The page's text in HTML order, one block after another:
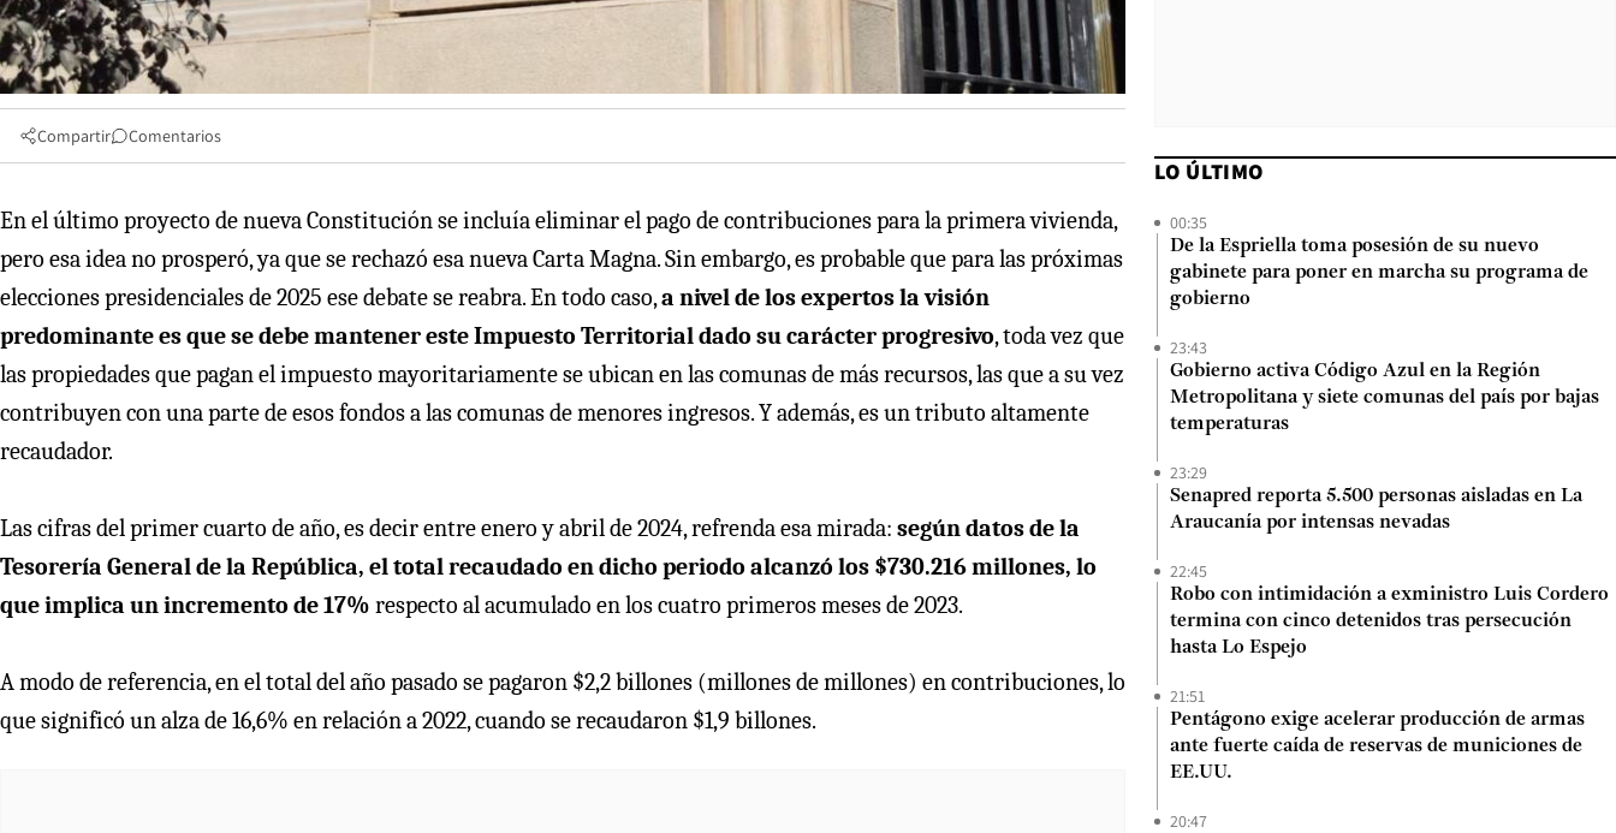
Compartir Comentarios
En el último proyecto de nueva Constitución se incluía eliminar el pago de contribuciones para la primera vivienda,
pero esa idea no prosperó, ya que se rechazó esa nueva Carta Magna. Sin embargo, es probable que para las próximas
elecciones presidenciales de 2025 ese debate se reabra. En todo caso,a nivel de los expertos la visión
predominante es que se debe mantener este Impuesto Territorial dado su carácter progresivo, toda vez que
las propiedades que pagan el impuesto mayoritariamente se ubican en las comunas de más recursos, las que a su vez
contribuyen con una parte de esos fondos a las comunas de menores ingresos. Y además, es un tributo altamente
recaudador.
Las cifras del primer cuarto de año, es decir entre enero y abril de 2024, refrenda esa mirada: según datos de la
Tesorería General de la República, el total recaudado en dicho periodo alcanzó los $730.216 millones, lo
que implica un incremento de 17% respecto al acumulado en los cuatro primeros meses de 2023.
A modo de referencia, en el total del año pasado se pagaron $2,2 billones (millones de millones) en contribuciones, lo
que significó un alza de 16,6% en relación a 2022, cuando se recaudaron $1,9 billones.
LO ÚLTIMO
00:35
De la Espriella toma posesión de su nuevo
gabinete para poner en marcha su programa de
gobierno
23:43
Gobierno activa Código Azul en la Región
Metropolitana y siete comunas del país por bajas
temperaturas
23:29
Senapred reporta 5.500 personas aisladas en La
Araucanía por intensas nevadas
22:45
Robo con intimidación a exministro Luis Cordero
termina con cinco detenidos tras persecución
hasta Lo Espejo
21:51
Pentágono exige acelerar producción de armas
ante fuerte caída de reservas de municiones de
EE.UU.
20:47